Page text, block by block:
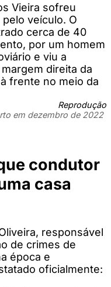
Vieira sofreu
veículo. O
cerca de 40
por um homem
e viu a
direita da
frente no meio da
Reprodução
em dezembro de 2022
condutor
casa
responsável
de crimes de
época e
oficialmente: